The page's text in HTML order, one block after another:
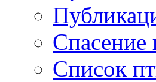
Спасение
Список